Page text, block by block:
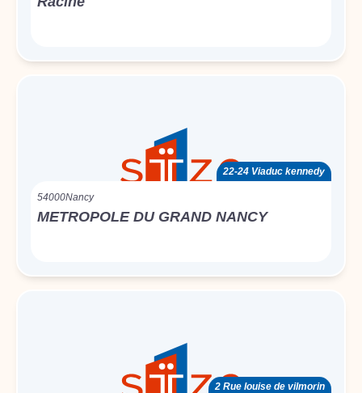
22-24 Viaduc kennedy
54000Nancy
METROPOLE DU GRAND NANCY
2 Rue louise de vilmorin